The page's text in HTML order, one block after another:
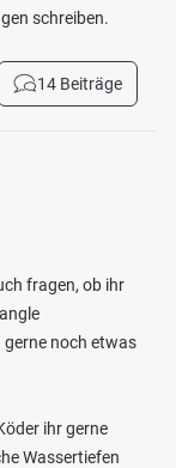
schreiben.
14 Beiträge
fragen, ob ihr
noch etwas
ihr gerne
Wassertiefen